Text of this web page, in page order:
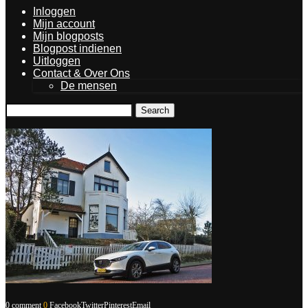
Inloggen
Mijn account
Mijn blogposts
Blogpost indienen
Uitloggen
Contact & Over Ons
De mensen
Search
0 comment 0 FacebookTwitterPinterestEmail